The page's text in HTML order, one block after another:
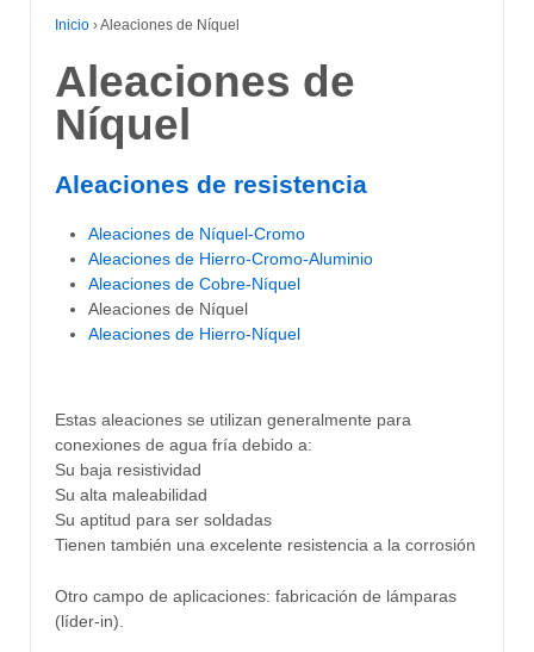
Inicio ›Aleaciones de Níquel
Aleaciones de
Níquel
Aleaciones de resistencia
Aleaciones de Níquel-Cromo
Aleaciones de Hierro-Cromo-Aluminio
Aleaciones de Cobre-Níquel
Aleaciones de Níquel
Aleaciones de Hierro-Níquel
Estas aleaciones se utilizan generalmente para
conexiones de agua fría debido a:
Su baja resistividad
Su alta maleabilidad
Su aptitud para ser soldadas
Tienen también una excelente resistencia a la corrosión
Otro campo de aplicaciones: fabricación de lámparas
(líder-in).